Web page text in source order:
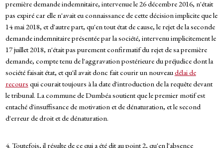
première demande indemnitaire, intervenue le 26 décembre 2016, n'était
pas expiré car elle n'avait eu connaissance de cette décision implicite que le
14 mai 2018, et d'autre part, qu'en tout état de cause, le rejet de la seconde
demande indemnitaire présentée par la société, intervenu implicitement le
17 juillet 2018, n'était pas purement confirmatif du rejet de sa première
demande, compte tenu de l'aggravation postérieure du préjudice dont la
société faisait état, et qu'il avait donc fait courir un nouveaudélai de
recours qui courait toujours à la date d'introduction de la requête devant
le tribunal. La commune de Dumbéa soutient que le premier motif est
entaché d'insuffisance de motivation et de dénaturation, et le second
d'erreur de droit et de dénaturation.
4. Toutefois, il résulte de ce qui a été dit au point 2, qu'en l'absence